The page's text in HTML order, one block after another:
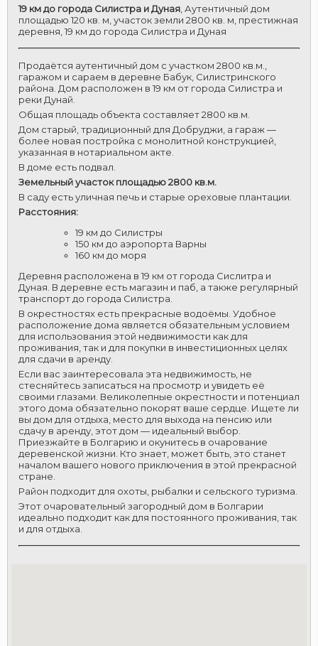
19 км до города Силистра и Дуная Аутентичный дом
площадью 120 кв. м, участок земли 2800 кв. м, престижная
деревня, 19 км до города Силистра и Дуная
Продаётся аутентичный дом с участком 2800 кв.м.,
гаражом и сараем в деревне Бабук, Силистринского
района. Дом расположен в 19 км от города Силистра и
реки Дунай.
Общая площадь объекта составляет 2800 кв.м.
Дом старый, традиционный для Добруджи, а гараж —
более новая постройка с монолитной конструкцией,
указанная в нотариальном акте.
В доме есть подвал.
Земельный участок площадью 2800 кв.м.
В саду есть уличная печь и старые ореховые плантации.
Расстояния:
19 км до Силистры
150 км до аэропорта Варны
160 км до моря
Деревня расположена в 19 км от города Сислитра и
Дуная. В деревне есть магазин и паб, а также регулярный
транспорт до города Силистра.
В окрестностях есть прекрасные водоёмы. Удобное
расположение дома является обязательным условием
для использования этой недвижимости как для
проживания, так и для покупки в инвестиционных целях
для сдачи в аренду.
Если вас заинтересовала эта недвижимость, не
стесняйтесь записаться на просмотр и увидеть её
своими глазами. Великолепные окрестности и потенциал
этого дома обязательно покорят ваше сердце. Ищете ли
вы дом для отдыха, место для выхода на пенсию или
сдачу в аренду, этот дом — идеальный выбор.
Приезжайте в Болгарию и окунитесь в очарование
деревенской жизни. Кто знает, может быть, это станет
началом вашего нового приключения в этой прекрасной
стране.
Район подходит для охоты, рыбалки и сельского туризма.
Этот очаровательный загородный дом в Болгарии
идеально подходит как для постоянного проживания, так
и для отдыха.